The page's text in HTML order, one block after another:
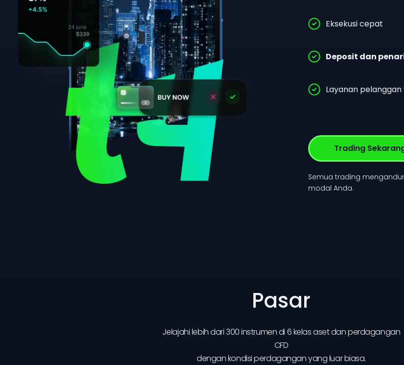
Trading Sekarang Atau Buka Akun Demo
Semua trading mengandung risiko. Anda dapat kehilangan seluruh modal Anda.
Eksekusi cepat
Deposit dan
Layanan
Trading
Semua trading
modal Anda.
Pasar
Jelajahi lebih dari 300 instrumen di 6 kelas aset dan perdagangan
CFD
dengan kondisi perdagangan yang luar biasa.